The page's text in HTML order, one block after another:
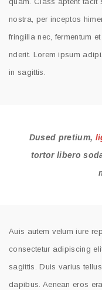
nostra, per inceptos
fringilla nec, fermentum
nderit. Lorem ipsum
in sagittis.
Dused pretium,
tortor libero
Auis autem velum iure
consectetur adipiscing
sagittis. Duis varius
dapibus. Aenean eros